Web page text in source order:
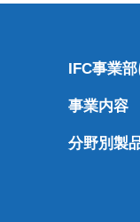
IFC事業
事業内容
分野別製